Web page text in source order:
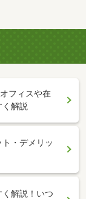
フィスや在
解説
・デメリッ
解説！いつ